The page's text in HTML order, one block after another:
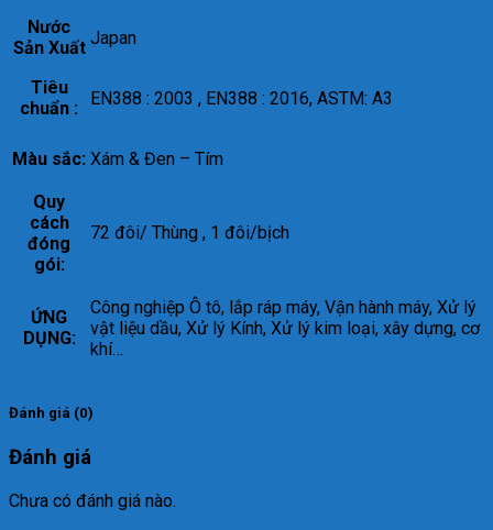
Nước
Sản Xuất Japan
Tiêu
chuẩn :
EN388 : 2003 , EN388 : 2016, ASTM: A3
Màu sắc: Xám & Đen – Tím
Quy
cách
đóng
gói:
72 đôi/ Thùng , 1 đôi/bịch
ỨNG
DỤNG:
Công nghiệp Ô tô, lắp ráp máy, Vận hành máy, Xử lý
vật liệu dầu, Xử lý Kính, Xử lý kim loại, xây dựng, cơ
khí…
Đánh giá (0)
Đánh giá
Chưa có đánh giá nào.